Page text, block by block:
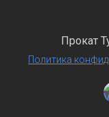
Прокат
Политика